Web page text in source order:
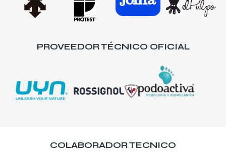
PROVEEDOR TÉCNICO OFICIAL
COLABORADOR TECNICO